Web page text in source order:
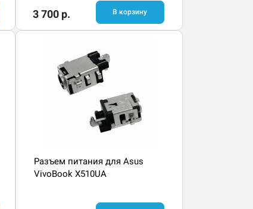
3 700 р. В корзину
Разъем питания для Asus
VivoBook X510UA